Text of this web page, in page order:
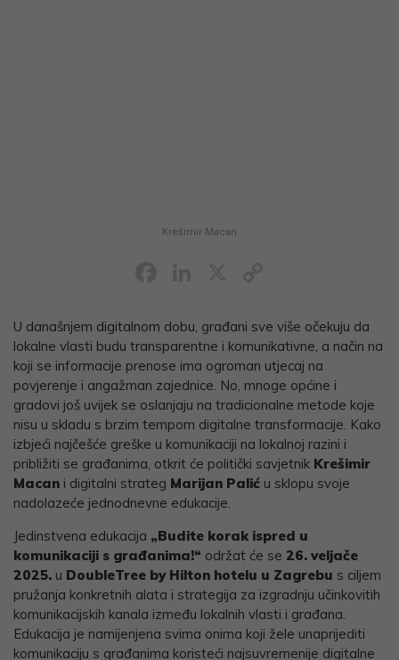
Krešimir Macan
U današnjem digitalnom dobu, građani sve više očekuju da
lokalne vlasti budu transparentne i komunikativne, a način na
koji se informacije prenose ima ogroman utjecaj na
povjerenje i angažman zajednice. No, mnoge općine i
gradovi još uvijek se oslanjaju na tradicionalne metode koje
nisu u skladu s brzim tempom digitalne transformacije. Kako
izbjeći najčešće greške u komunikaciji na lokalnoj razini i
približiti se građanima, otkrit će politički savjetnik Krešimir
Macan i digitalni strateg Marijan Palić u sklopu svoje
nadolazeće jednodnevne edukacije.
Jedinstvena edukacija „Budite korak ispred u
komunikaciji s građanima!“ održat će se 26. veljače
2025. u DoubleTree by Hilton hotelu u Zagrebu s ciljem
pružanja konkretnih alata i strategija za izgradnju učinkovitih
komunikacijskih kanala između lokalnih vlasti i građana.
Edukacija je namijenjena svima onima koji žele unaprijediti
komunikaciju s građanima koristeći najsuvremenije digitalne